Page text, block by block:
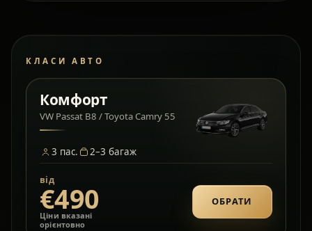
КЛАСИ АВТО
Комфорт
VW Passat B8 / Toyota Camry 55
3 пас. 2–3 багаж
від
€490
Ціни вказані
орієнтовно
ОБРАТИ